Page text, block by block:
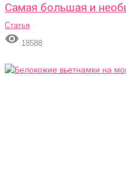
Самая большая и
Статья
 18588